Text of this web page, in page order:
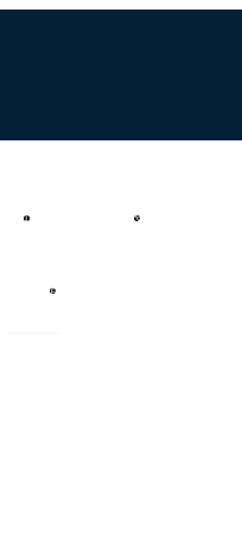
首页 营销型网站建设 竞价推广代运
资讯频道